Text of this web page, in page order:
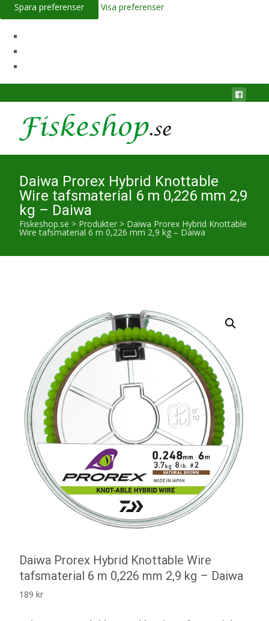
Spara preferenser Visa preferenser
Daiwa Prorex Hybrid Knottable
Wire tafsmaterial 6 m 0,226 mm 2,9
kg – Daiwa
Fiskeshop.se > Produkter > Daiwa Prorex Hybrid Knottable
Wire tafsmaterial 6 m 0,226 mm 2,9 kg – Daiwa
Daiwa Prorex Hybrid Knottable Wire
tafsmaterial 6 m 0,226 mm 2,9 kg – Daiwa
189 kr